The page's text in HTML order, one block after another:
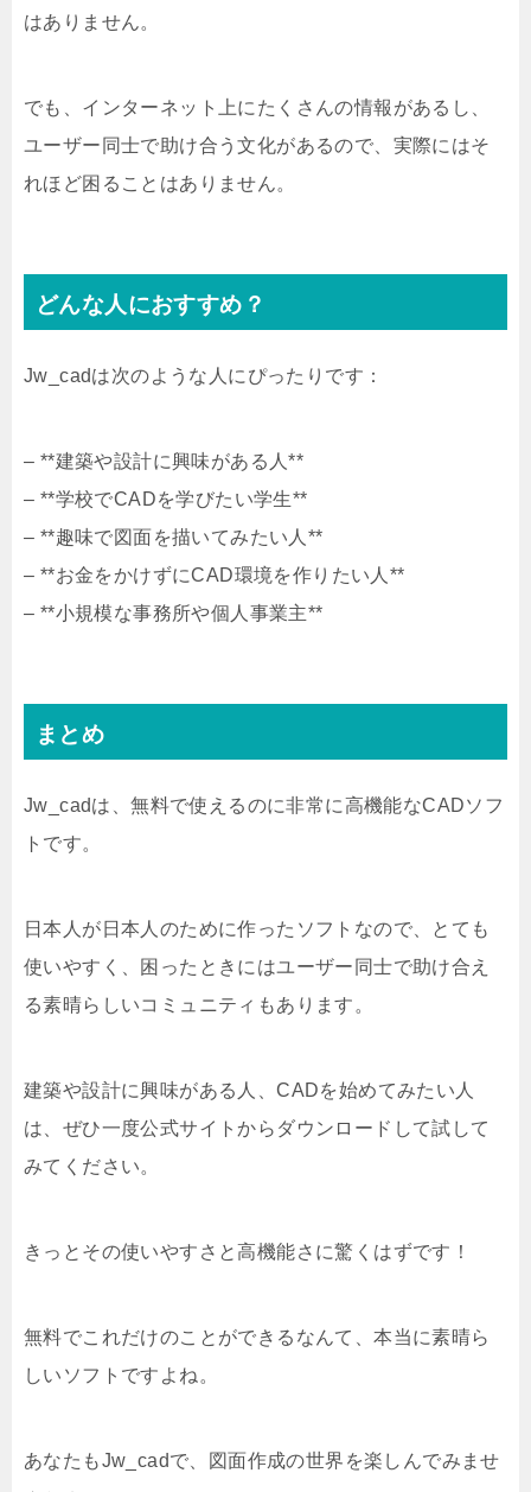
はありません。
でも、インターネット上にたくさんの情報があるし、
ユーザー同士で助け合う文化があるので、実際にはそ
れほど困ることはありません。
どんな人におすすめ？
Jw_cadは次のような人にぴったりです：
– **建築や設計に興味がある人**
– **学校でCADを学びたい学生**
– **趣味で図面を描いてみたい人**
– **お金をかけずにCAD環境を作りたい人**
– **小規模な事務所や個人事業主**
まとめ
Jw_cadは、無料で使えるのに非常に高機能なCADソフ
トです。
日本人が日本人のために作ったソフトなので、とても
使いやすく、困ったときにはユーザー同士で助け合え
る素晴らしいコミュニティもあります。
建築や設計に興味がある人、CADを始めてみたい人
は、ぜひ一度公式サイトからダウンロードして試して
みてください。
きっとその使いやすさと高機能さに驚くはずです！
無料でこれだけのことができるなんて、本当に素晴ら
しいソフトですよね。
あなたもJw_cadで、図面作成の世界を楽しんでみませ